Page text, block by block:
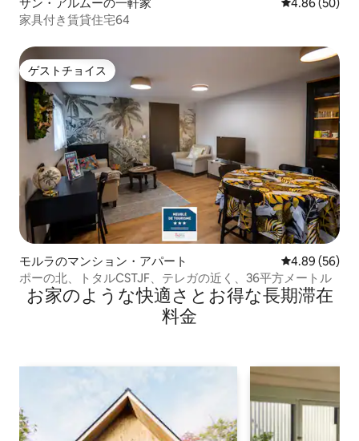
家具付き賃貸住宅64
ゲストチョイス
ゲストチョイス
モルラのマンション・アパート レビュー56
4.89 (56)
ポーの北、トタルCSTJF、テレガの近く、36平方メートル
お家のような快⁠適⁠さ⁠とお⁠得⁠な長⁠期⁠滞⁠在
料⁠金